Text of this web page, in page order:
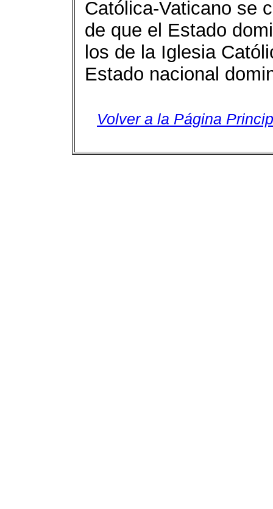
Católica-Vaticano se
de que el Estado
los de la Iglesia
Estado nacional
Volver a la Página